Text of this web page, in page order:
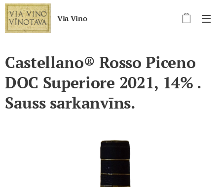
Via Vino
Castellano® Rosso Piceno
DOC Superiore 2021, 14% .
Sauss sarkanvīns.